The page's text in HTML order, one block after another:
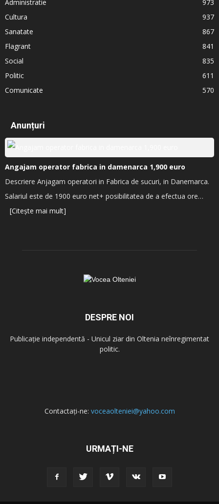
Administratie
973
Cultura
937
Sanatate
867
Flagrant
841
Social
835
Politic
611
Comunicate
570
Anunțuri
Angajam operator fabrica in damenarca 1,900 euro
Descriere Anjagam operatori in Fabrica de sucuri, in Danemarca.
Salariul este de 1900 euro net+ posibilitatea de a efectua ore…
[Citește mai mult]
DESPRE NOI
Publicație independentă - Unicul ziar din Oltenia neînregimentat
politic.
Contactați-ne: voceaolteniei@yahoo.com
URMAȚI-NE